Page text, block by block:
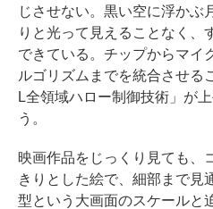
じさせない。黒い空に浮かぶ
りと光って見えることなく、
できている。チップからマイ
ルゴリズムまでを統合させる
L全領域ハロー制御技術」が
う。
映画作品をじっくり見ても、
きりとした絵で、細部まで見
型という大画面のスケールと